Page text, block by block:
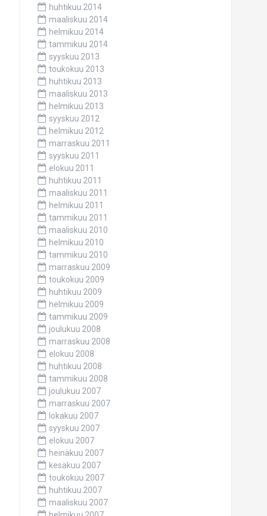
huhtikuu 2014
maaliskuu 2014
helmikuu 2014
tammikuu 2014
syyskuu 2013
toukokuu 2013
huhtikuu 2013
maaliskuu 2013
helmikuu 2013
syyskuu 2012
helmikuu 2012
marraskuu 2011
syyskuu 2011
elokuu 2011
huhtikuu 2011
maaliskuu 2011
helmikuu 2011
tammikuu 2011
maaliskuu 2010
helmikuu 2010
tammikuu 2010
marraskuu 2009
toukokuu 2009
huhtikuu 2009
helmikuu 2009
tammikuu 2009
joulukuu 2008
marraskuu 2008
elokuu 2008
huhtikuu 2008
tammikuu 2008
joulukuu 2007
marraskuu 2007
lokakuu 2007
syyskuu 2007
elokuu 2007
heinäkuu 2007
kesäkuu 2007
toukokuu 2007
huhtikuu 2007
maaliskuu 2007